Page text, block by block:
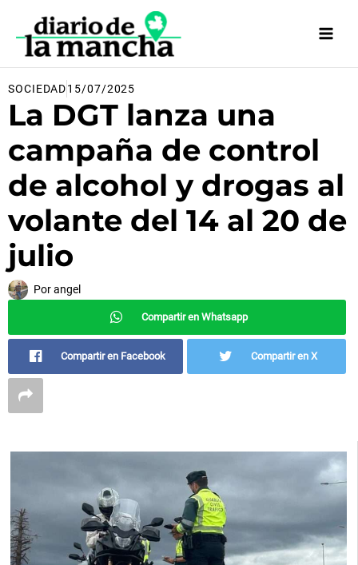
contenido
SOCIEDAD15/07/2025
La DGT lanza una
campaña de control
de alcohol y drogas al
volante del 14 al 20 de
julio
Porangel
Compartir en Whatsapp
Compartir en Facebook Compartir en X